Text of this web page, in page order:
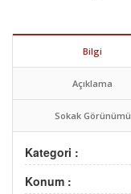
Bilgi
Açıklama
Sokak Görünümü
Kategori :
Konum :